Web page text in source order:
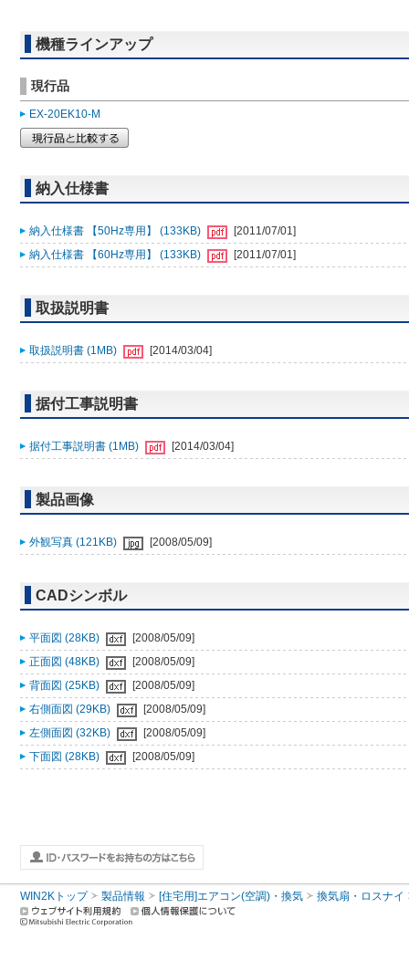
機種ラインアップ
現行品
EX-20EK10-M
納入仕様書
納入仕様書 【50Hz専用】 (133KB)
[2011/07/01]
納入仕様書 【60Hz専用】 (133KB)
[2011/07/01]
取扱説明書
取扱説明書 (1MB) [2014/03/04]
据付工事説明書
据付工事説明書 (1MB) [2014/03/04]
製品画像
外観写真 (121KB) [2008/05/09]
CADシンボル
平面図 (28KB)
[2008/05/09]
正面図 (48KB)
[2008/05/09]
背面図 (25KB)
[2008/05/09]
右側面図 (29KB)
[2008/05/09]
左側面図 (32KB)
[2008/05/09]
下面図 (28KB)
[2008/05/09]
WIN2Kトップ 製品情報 [住宅用]エアコン(空調)・換気 換気扇・ロスナイ